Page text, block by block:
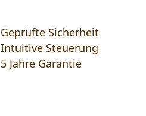
Geprüfte Sicherheit
Intuitive Steuerung
5 Jahre Garantie